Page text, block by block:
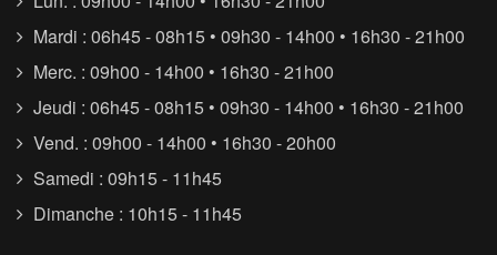
Mardi : 06h45 - 08h15 • 09h30 - 14h00 • 16h30 - 21h00
Merc. : 09h00 - 14h00 • 16h30 - 21h00
Jeudi : 06h45 - 08h15 • 09h30 - 14h00 • 16h30 - 21h00
Vend. : 09h00 - 14h00 • 16h30 - 20h00
Samedi : 09h15 - 11h45
Dimanche : 10h15 - 11h45